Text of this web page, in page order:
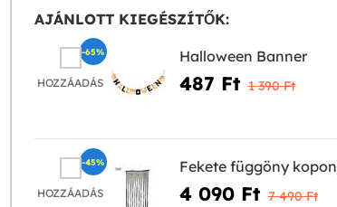
AJÁNLOTT KIEGÉSZÍTŐK:
HOZZÁADÁS
Halloween Banner
487 Ft‎ 1 390 Ft‎
-65%
HOZZÁADÁS
Fekete függöny
4 090 Ft‎ 7 490 Ft‎
-45%